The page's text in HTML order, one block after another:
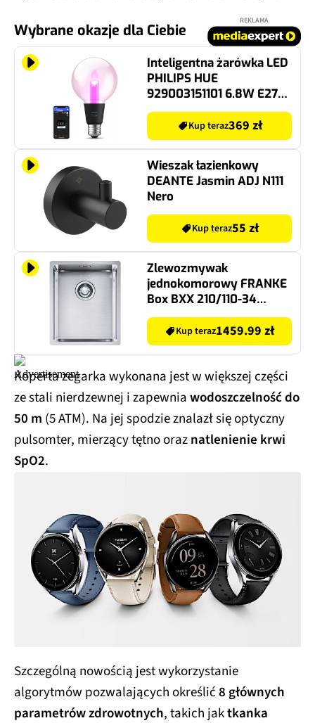
Wybrane okazje dla Ciebie
REKLAMA
Inteligentna żarówka LED
PHILIPS HUE
929003151101 6.8W E27
Kup teraz369 zł
Wieszak łazienkowy
DEANTE Jasmin ADJ N111
Nero
Kup teraz55 zł
Zlewozmywak
jednokomorowy FRANKE
Box BXX 210/110-34
szczotkowana 38x45
Kup teraz1459.99 zł
Koperta zegarka wykonana jest w większej części
ze stali nierdzewnej i zapewniawodoszczelność do
50 m (5 ATM). Na jej spodzie znalazł się optyczny
pulsomter, mierzący tętno oraznatlenienie krwi
SpO2.
Szczególną nowością jest wykorzystanie
algorytmów pozwalających określić8 głównych
parametrów zdrowotnych, takich jaktkanka